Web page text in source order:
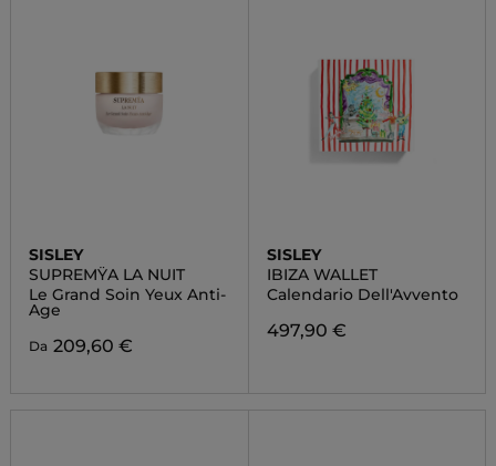
SISLEY
SUPREMŸA LA NUIT
Le Grand Soin Yeux Anti-
Age
Da 209,60 €
SISLEY
IBIZA WALLET
Calendario Dell'Avvento
497,90 €